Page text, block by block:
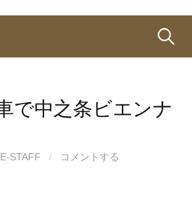
検
で中之条ビエンナ
STAFF / コメントする